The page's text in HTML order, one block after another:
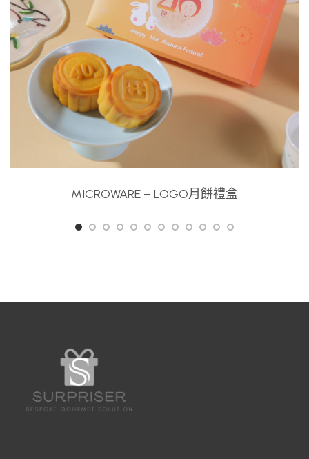
MICROWARE – LOGO月餅禮盒